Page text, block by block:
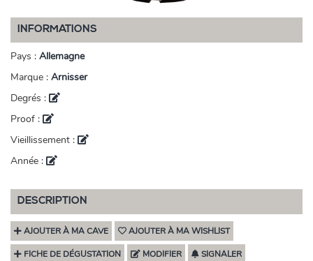
INFORMATIONS
Pays : Allemagne
Marque : Arnisser
Degrés :
Proof :
Vieillissement :
Année :
DESCRIPTION
AJOUTER À MA CAVE AJOUTER À MA WISHLIST
FICHE DE DÉGUSTATION MODIFIER SIGNALER